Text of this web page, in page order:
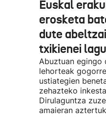
Euskal
erosketa
dute
txikienei
Abuztuan egingo
lehorteak
ustiategien
zehazteko
Dirulaguntza
amaieran